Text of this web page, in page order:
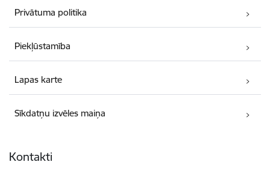
Privātuma politika
Piekļūstamība
Lapas karte
Sīkdatņu izvēles maiņa
Kontakti